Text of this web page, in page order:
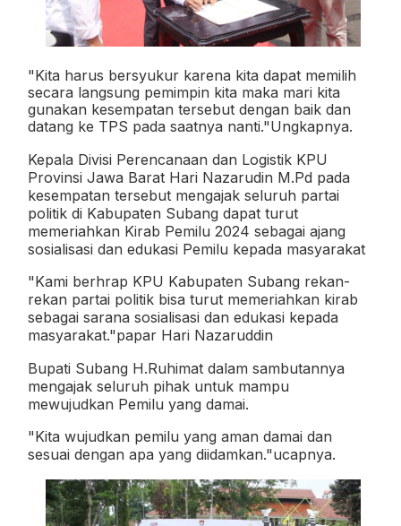
"Kita harus bersyukur karena kita dapat memilih
secara langsung pemimpin kita maka mari kita
gunakan kesempatan tersebut dengan baik dan
datang ke TPS pada saatnya nanti."Ungkapnya.
Kepala Divisi Perencanaan dan Logistik KPU
Provinsi Jawa Barat Hari Nazarudin M.Pd pada
kesempatan tersebut mengajak seluruh partai
politik di Kabupaten Subang dapat turut
memeriahkan Kirab Pemilu 2024 sebagai ajang
sosialisasi dan edukasi Pemilu kepada masyarakat
"Kami berhrap KPU Kabupaten Subang rekan-
rekan partai politik bisa turut memeriahkan kirab
sebagai sarana sosialisasi dan edukasi kepada
masyarakat."papar Hari Nazaruddin
Bupati Subang H.Ruhimat dalam sambutannya
mengajak seluruh pihak untuk mampu
mewujudkan Pemilu yang damai.
"Kita wujudkan pemilu yang aman damai dan
sesuai dengan apa yang diidamkan."ucapnya.